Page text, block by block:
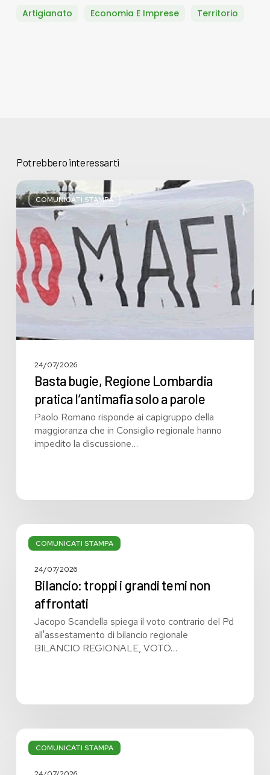
Artigianato Economia E Imprese Territorio
Potrebbero interessarti
COMUNICATI STAMPA
Basta
bugie,
Regione
Lombardia
pratica
l’antimafia
solo
a
parole
24/07/2026
Basta bugie, Regione Lombardia
pratica l’antimafia solo a parole
Paolo Romano risponde ai capigruppo della
maggioranza che in Consiglio regionale hanno
impedito la discussione…
COMUNICATI STAMPA
Bilancio:
troppi
grandi
affrontati
24/07/2026
Bilancio: troppi i grandi temi non
affrontati
Jacopo Scandella spiega il voto contrario del Pd
all'assestamento di bilancio regionale
BILANCIO REGIONALE, VOTO…
COMUNICATI STAMPA
Bilancio
regionale: